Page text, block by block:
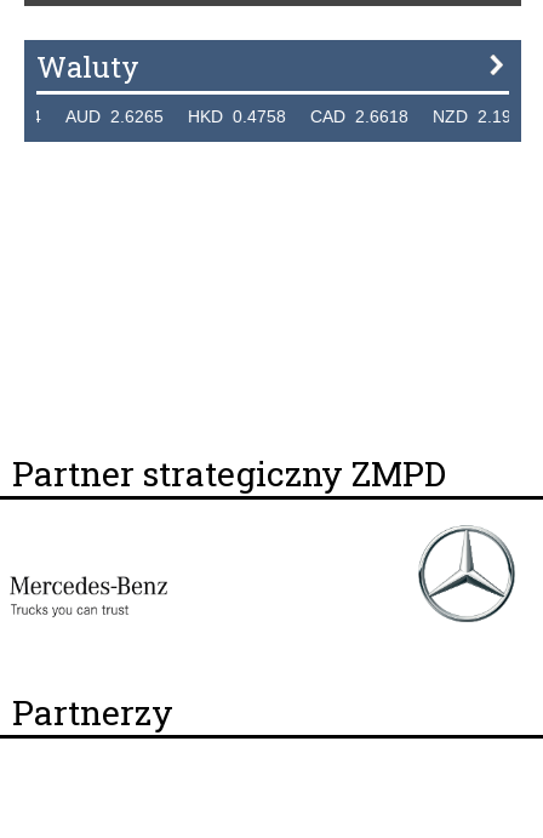
Waluty
AUD 2.6265 HKD 0.4758 CAD 2.6618 NZD
Partner strategiczny ZMPD
Partnerzy